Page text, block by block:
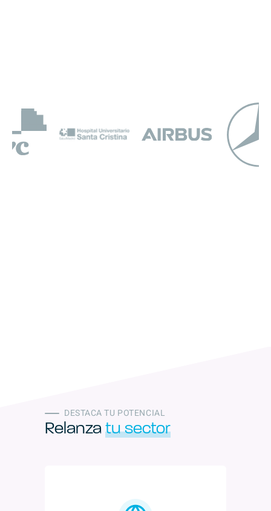
DESTACA TU POTENCIAL
Relanza tu sector